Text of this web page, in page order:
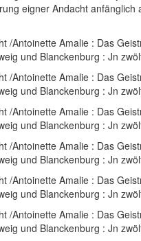
eigner Andacht
/Antoinette Amalie : Das
und Blanckenburg : Jn
/Antoinette Amalie : Das
und Blanckenburg : Jn
/Antoinette Amalie : Das
und Blanckenburg : Jn
/Antoinette Amalie : Das
und Blanckenburg : Jn
/Antoinette Amalie : Das
und Blanckenburg : Jn
/Antoinette Amalie : Das
und Blanckenburg : Jn